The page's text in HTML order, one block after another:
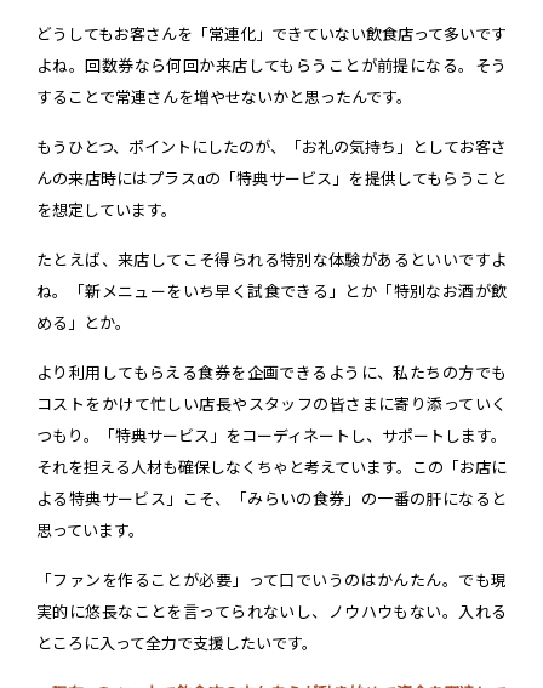
どうしてもお客さんを「常連化」できていない飲食店って多いです
よね。回数券なら何回か来店してもらうことが前提になる。そう
することで常連さんを増やせないかと思ったんです。
もうひとつ、ポイントにしたのが、「お礼の気持ち」としてお客さ
んの来店時にはプラスαの「特典サービス」を提供してもらうこと
を想定しています。
たとえば、来店してこそ得られる特別な体験があるといいですよ
ね。「新メニューをいち早く試食できる」とか「特別なお酒が飲
める」とか。
より利用してもらえる食券を企画できるように、私たちの方でも
コストをかけて忙しい店長やスタッフの皆さまに寄り添っていく
つもり。「特典サービス」をコーディネートし、サポートします。
それを担える人材も確保しなくちゃと考えています。この「お店に
よる特典サービス」こそ、「みらいの食券」の一番の肝になると
思っています。
「ファンを作ることが必要」って口でいうのはかんたん。でも現
実的に悠長なことを言ってられないし、ノウハウもない。入れる
ところに入って全力で支援したいです。